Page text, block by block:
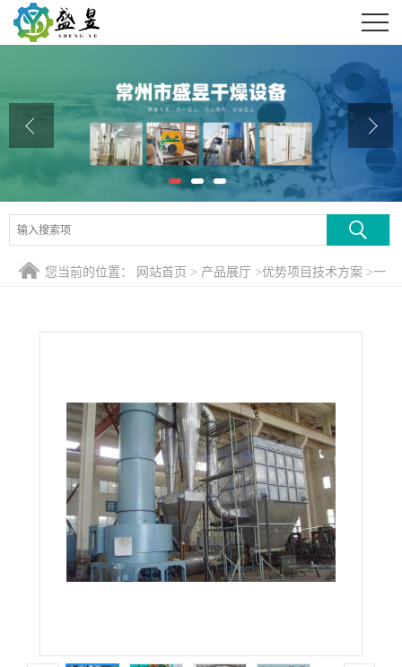
公司介绍
公司动态
产品展厅
证书荣誉
联系方式
您当前的位置： 网站首页 > 产品展厅 >优势项目技术方案 >一